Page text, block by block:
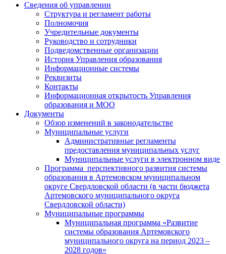
Сведения об управлении
Структура и регламент работы
Полномочия
Учредительные документы
Руководство и сотрудники
Подведомственные организации
История Управления образования
Информационные системы
Реквизиты
Контакты
Информационная открытость Управления
образования и МОО
Документы
Обзор изменений в законодательстве
Муниципальные услуги
Административные регламенты
предоставления муниципальных услуг
Муниципальные услуги в электронном виде
Программа перспективного развития системы
образования в Артемовском муниципальном
округе Свердловской области (в части бюджета
Артемовского муниципального округа
Свердловской области)
Муниципальные программы
Муниципальная программа «Развитие
системы образования Артемовского
муниципального округа на период 2023 –
2028 годов»